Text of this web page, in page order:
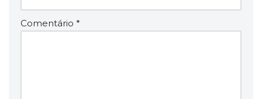
Comentário *